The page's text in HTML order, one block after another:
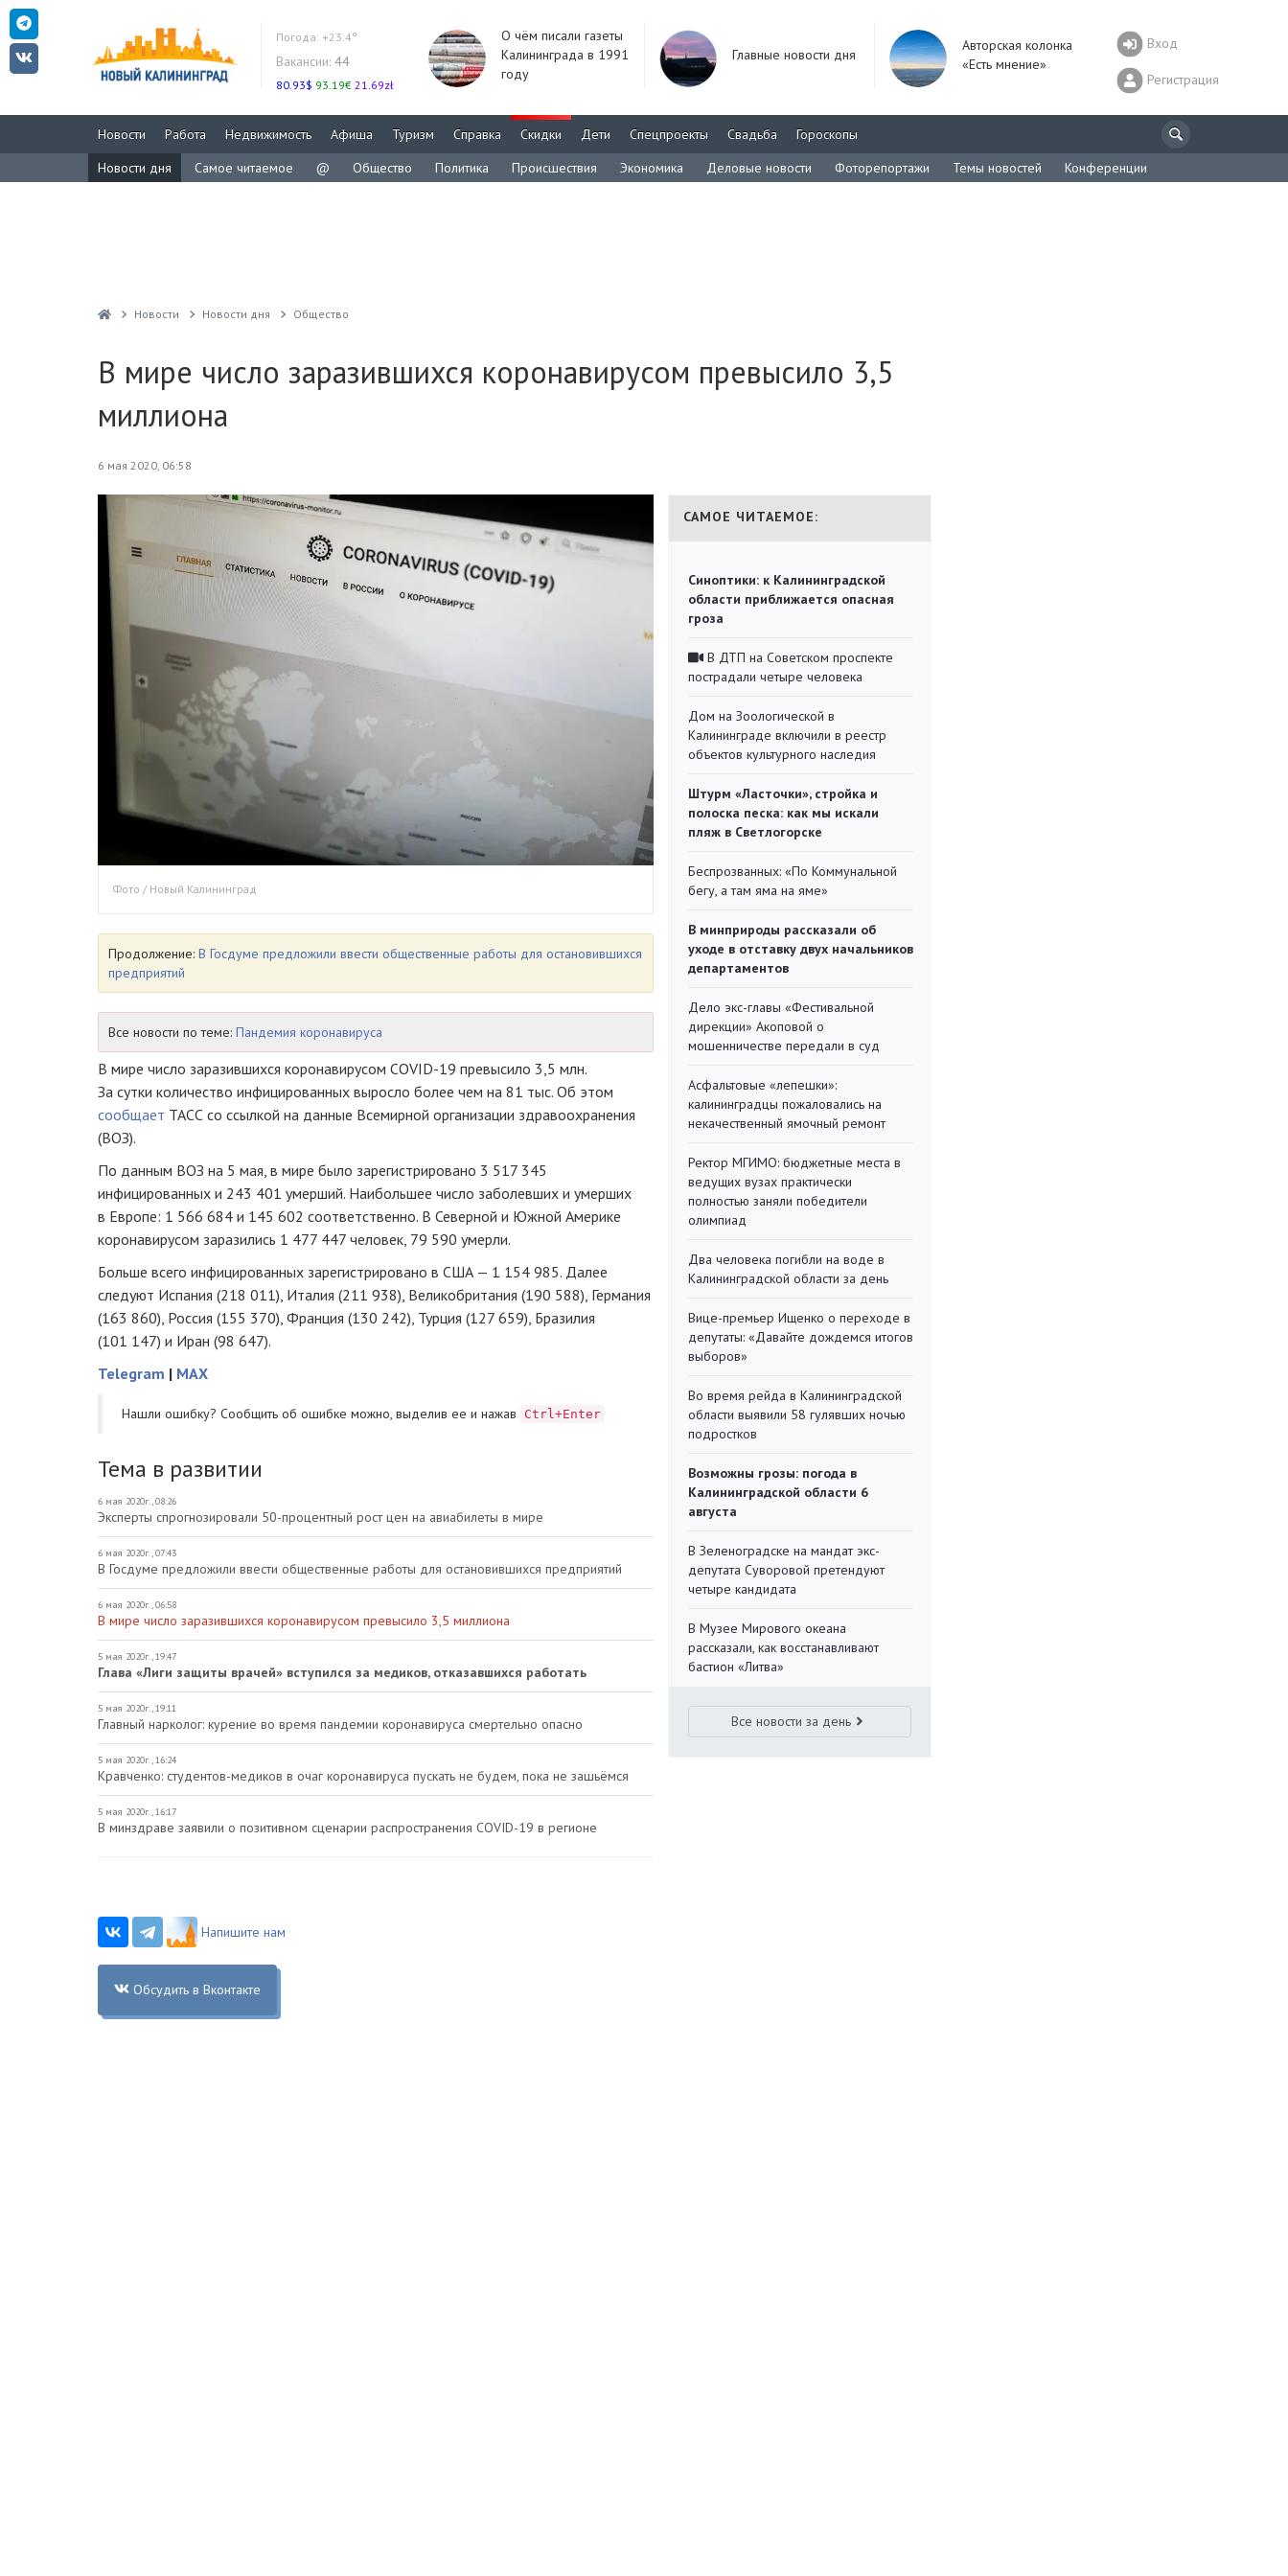
Погода: +23.4°
Вакансии: 44
80.93$ 93.19€ 21.69zł
О чём писали газеты
Калининграда в 1991
году
Главные новости дня
Авторская колонка
«Есть мнение»
Вход
Регистрация
Новости Работа Недвижимость Афиша Туризм Справка Скидки Дети Спецпроекты Свадьба
Гороскопы
Новости дня
Самое читаемое @ Общество Политика Происшествия Экономика Деловые новости Фоторепортажи Темы новостей Конференции
Новости Новости дня Общество
В мире число заразившихся коронавирусом превысило 3,5
миллиона
6 мая 2020, 06:58
Фото / Новый Калининград
Продолжение: В Госдуме предложили ввести общественные работы для остановившихся
предприятий
Все новости по теме: Пандемия коронавируса
В мире число заразившихся коронавирусом COVID-19 превысило 3,5 млн.
За сутки количество инфицированных выросло более чем на 81 тыс. Об этом
сообщает ТАСС со ссылкой на данные Всемирной организации здравоохранения
(ВОЗ).
По данным ВОЗ на 5 мая, в мире было зарегистрировано 3 517 345
инфицированных и 243 401 умерший. Наибольшее число заболевших и умерших
в Европе: 1 566 684 и 145 602 соответственно. В Северной и Южной Америке
коронавирусом заразились 1 477 447 человек, 79 590 умерли.
Больше всего инфицированных зарегистрировано в США — 1 154 985. Далее
следуют Испания (218 011), Италия (211 938), Великобритания (190 588), Германия
(163 860), Россия (155 370), Франция (130 242), Турция (127 659), Бразилия
(101 147) и Иран (98 647).
Telegram | MAX
Нашли ошибку? Cообщить об ошибке можно, выделив ее и нажав Ctrl+Enter
Тема в развитии
6 мая 2020г., 08:26
Эксперты спрогнозировали 50-процентный рост цен на авиабилеты в мире
6 мая 2020г., 07:43
В Госдуме предложили ввести общественные работы для остановившихся предприятий
6 мая 2020г., 06:58
В мире число заразившихся коронавирусом превысило 3,5 миллиона
5 мая 2020г., 19:47
Глава «Лиги защиты врачей» вступился за медиков, отказавшихся работать
5 мая 2020г., 19:11
Главный нарколог: курение во время пандемии коронавируса смертельно опасно
5 мая 2020г., 16:24
Кравченко: студентов-медиков в очаг коронавируса пускать не будем, пока не зашьёмся
5 мая 2020г., 16:17
В минздраве заявили о позитивном сценарии распространения COVID-19 в регионе
Напишите нам
Обсудить в Вконтакте
САМОЕ ЧИТАЕМОЕ:
Синоптики: к Калининградской
области приближается опасная
гроза
В ДТП на Советском проспекте
пострадали четыре человека
Дом на Зоологической в
Калининграде включили в реестр
объектов культурного наследия
Штурм «Ласточки», стройка и
полоска песка: как мы искали
пляж в Светлогорске
Беспрозванных: «По Коммунальной
бегу, а там яма на яме»
В минприроды рассказали об
уходе в отставку двух начальников
департаментов
Дело экс-главы «Фестивальной
дирекции» Акоповой о
мошенничестве передали в суд
Асфальтовые «лепешки»:
калининградцы пожаловались на
некачественный ямочный ремонт
Ректор МГИМО: бюджетные места в
ведущих вузах практически
полностью заняли победители
олимпиад
Два человека погибли на воде в
Калининградской области за день
Вице-премьер Ищенко о переходе в
депутаты: «Давайте дождемся итогов
выборов»
Во время рейда в Калининградской
области выявили 58 гулявших ночью
подростков
Возможны грозы: погода в
Калининградской области 6
августа
В Зеленоградске на мандат экс-
депутата Суворовой претендуют
четыре кандидата
В Музее Мирового океана
рассказали, как восстанавливают
бастион «Литва»
Все новости за день